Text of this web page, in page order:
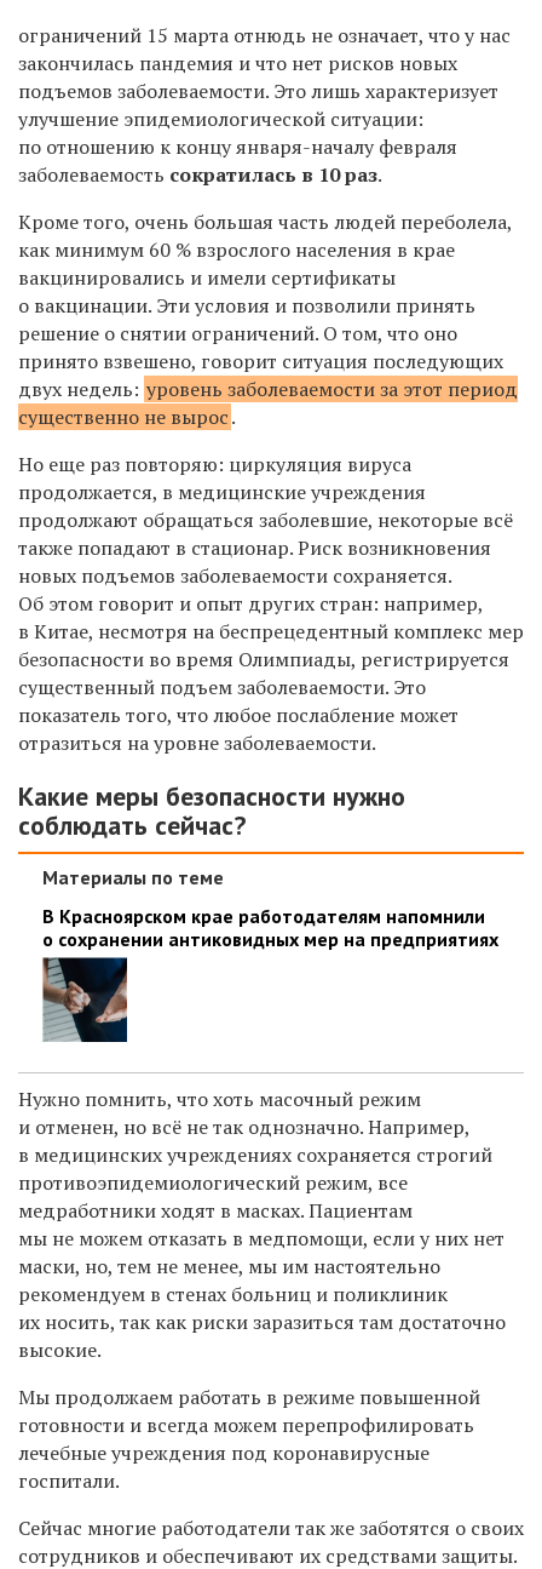
ограничений 15 марта отнюдь не означает, что у нас
закончилась пандемия и что нет рисков новых
подъемов заболеваемости. Это лишь характеризует
улучшение эпидемиологической ситуации:
по отношению к концу января-началу февраля
заболеваемость сократилась в 10 раз.
Кроме того, очень большая часть людей переболела,
как минимум 60 % взрослого населения в крае
вакцинировались и имели сертификаты
о вакцинации. Эти условия и позволили принять
решение о снятии ограничений. О том, что оно
принято взвешено, говорит ситуация последующих
двух недель: уровень заболеваемости за этот период
существенно не вырос.
Но еще раз повторяю: циркуляция вируса
продолжается, в медицинские учреждения
продолжают обращаться заболевшие, некоторые всё
также попадают в стационар. Риск возникновения
новых подъемов заболеваемости сохраняется.
Об этом говорит и опыт других стран: например,
в Китае, несмотря на беспрецедентный комплекс мер
безопасности во время Олимпиады, регистрируется
существенный подъем заболеваемости. Это
показатель того, что любое послабление может
отразиться на уровне заболеваемости.
Какие меры безопасности нужно
соблюдать сейчас?
Материалы по теме
В Красноярском крае работодателям напомнили
о сохранении антиковидных мер на предприятиях
Нужно помнить, что хоть масочный режим
и отменен, но всё не так однозначно. Например,
в медицинских учреждениях сохраняется строгий
противоэпидемиологический режим, все
медработники ходят в масках. Пациентам
мы не можем отказать в медпомощи, если у них нет
маски, но, тем не менее, мы им настоятельно
рекомендуем в стенах больниц и поликлиник
их носить, так как риски заразиться там достаточно
высокие.
Мы продолжаем работать в режиме повышенной
готовности и всегда можем перепрофилировать
лечебные учреждения под коронавирусные
госпитали.
Сейчас многие работодатели так же заботятся о своих
сотрудников и обеспечивают их средствами защиты.